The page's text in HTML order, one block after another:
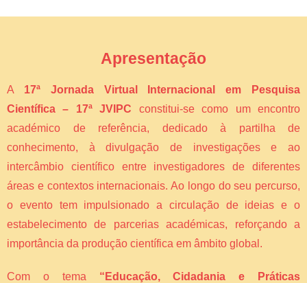
Apresentação
A 17ª Jornada Virtual Internacional em Pesquisa
Científica – 17ª JVIPC constitui-se como um encontro
académico de referência, dedicado à partilha de
conhecimento, à divulgação de investigações e ao
intercâmbio científico entre investigadores de diferentes
áreas e contextos internacionais. Ao longo do seu percurso,
o evento tem impulsionado a circulação de ideias e o
estabelecimento de parcerias académicas, reforçando a
importância da produção científica em âmbito global.
Com o tema “Educação, Cidadania e Práticas